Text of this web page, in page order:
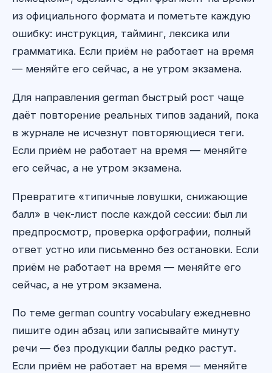
из официального формата и пометьте каждую
ошибку: инструкция, тайминг, лексика или
грамматика. Если приём не работает на время
— меняйте его сейчас, а не утром экзамена.
Для направления german быстрый рост чаще
даёт повторение реальных типов заданий, пока
в журнале не исчезнут повторяющиеся теги.
Если приём не работает на время — меняйте
его сейчас, а не утром экзамена.
Превратите «типичные ловушки, снижающие
балл» в чек-лист после каждой сессии: был ли
предпросмотр, проверка орфографии, полный
ответ устно или письменно без остановки. Если
приём не работает на время — меняйте его
сейчас, а не утром экзамена.
По теме german country vocabulary ежедневно
пишите один абзац или записывайте минуту
речи — без продукции баллы редко растут.
Если приём не работает на время — меняйте